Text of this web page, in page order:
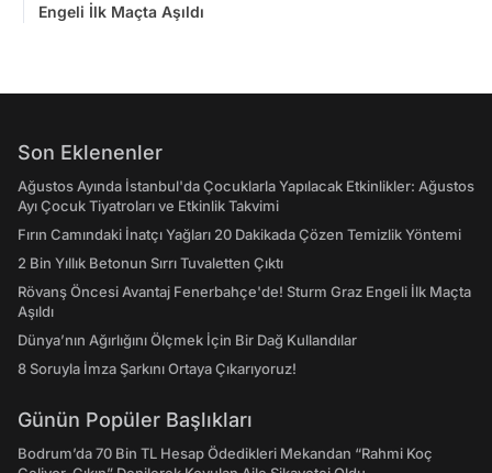
Engeli İlk Maçta Aşıldı
Son Eklenenler
Ağustos Ayında İstanbul'da Çocuklarla Yapılacak Etkinlikler: Ağustos
Ayı Çocuk Tiyatroları ve Etkinlik Takvimi
Fırın Camındaki İnatçı Yağları 20 Dakikada Çözen Temizlik Yöntemi
2 Bin Yıllık Betonun Sırrı Tuvaletten Çıktı
Rövanş Öncesi Avantaj Fenerbahçe'de! Sturm Graz Engeli İlk Maçta
Aşıldı
Dünya’nın Ağırlığını Ölçmek İçin Bir Dağ Kullandılar
8 Soruyla İmza Şarkını Ortaya Çıkarıyoruz!
Günün Popüler Başlıkları
Bodrum’da 70 Bin TL Hesap Ödedikleri Mekandan “Rahmi Koç